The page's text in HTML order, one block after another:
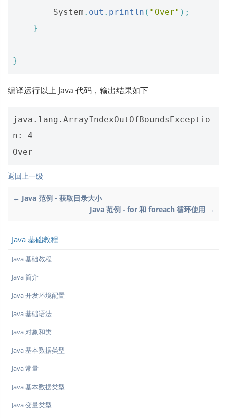
System . out . println ( "Over" );
}
}
编译运行以上 Java 代码，输出结果如下
java.lang.ArrayIndexOutOfBoundsExceptio
n: 4
返回上一级
← Java 范例 - 获取目录大小
Java 范例 - for 和 foreach 循环使用 →
Java 基础教程
Java 基础教程
Java 简介
Java 开发环境配置
Java 基础语法
Java 对象和类
Java 基本数据类型
Java 常量
Java 基本数据类型
Java 变量类型